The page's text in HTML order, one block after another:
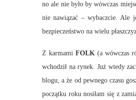
no ale nie było by wówczas
nie nawiązać – wybaczcie. Ale
bezpieczeństwo na wielu
Z karmamiFOLK (a wówczas
wchodził na rynek. Już wtedy
blogu, a że od pewnego czasu
początku roku nosiłam się z